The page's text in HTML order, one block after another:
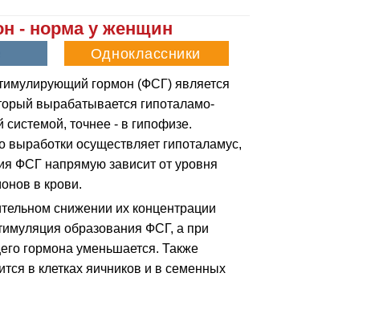
- норма у женщин
гормон (ФСГ) является
вырабатывается гипоталамо-
системой, точнее - в гипофизе.
выработки осуществляет гипоталамус,
ФСГ напрямую зависит от уровня
в крови.
снижении их концентрации
образования ФСГ, а при
гормона уменьшается. Также
в клетках яичников и в семенных